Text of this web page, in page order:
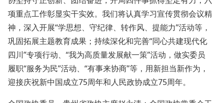
项重点工作彰显实干实效。我们将认真学习宣传贯彻会议精
神，深入开展“学思想、守纪律、转作风、提能力”活动等，
巩固拓展主题教育成果；持续深化和完善“同心共建现代化
四川”专项行动、“我为高质量发展献一策”活动，做实委员
履职“服务为民”活动、“有事来协商”等，用新担当新作为，
迎接庆祝新中国成立75周年和人民政协成立75周年。